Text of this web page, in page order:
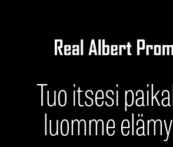
Tuo itsesi
luomme